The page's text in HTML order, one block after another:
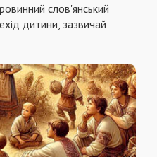
слов'янський
дитини, зазвичай